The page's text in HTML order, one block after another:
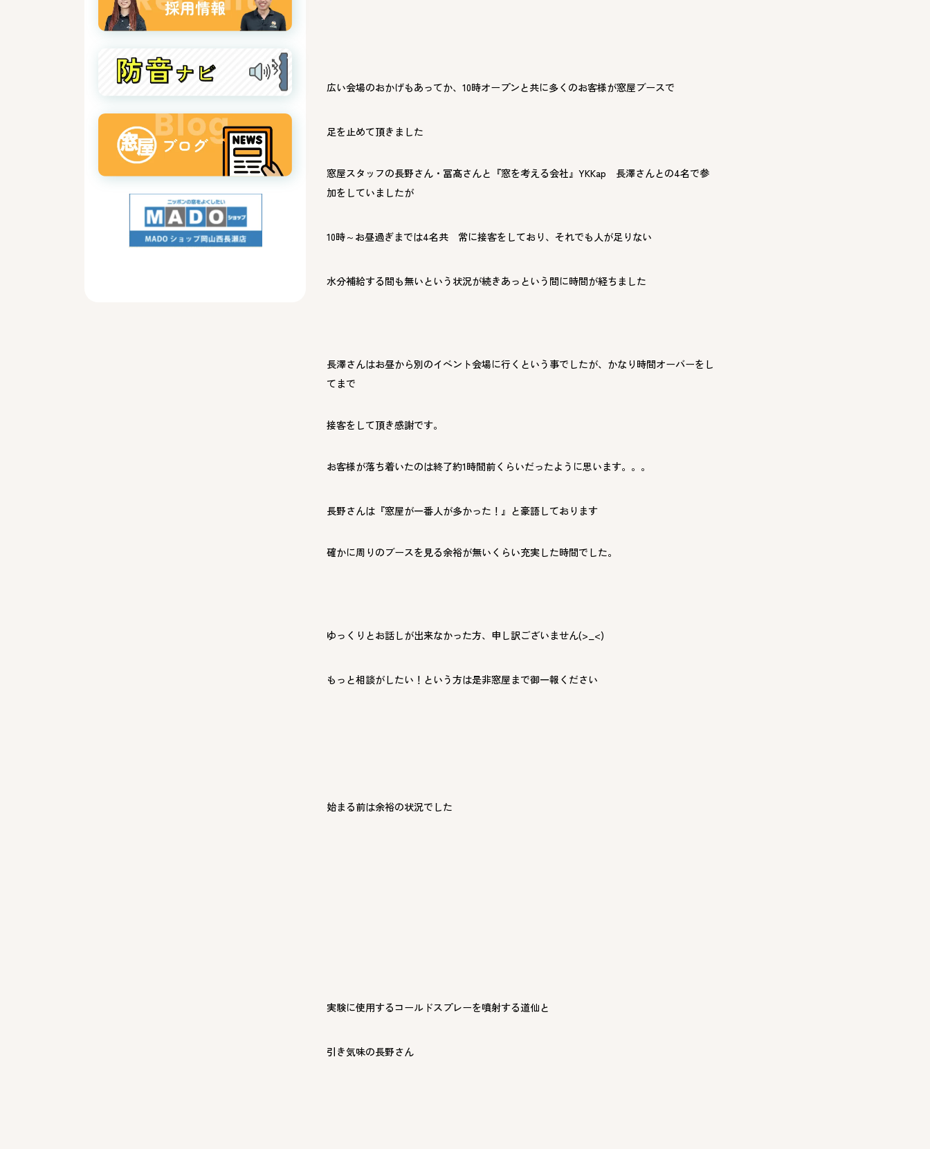
広い会場のおかげもあってか、10時オープンと共に多くのお客様が窓屋ブースで
足を止めて頂きました
窓屋スタッフの長野さん・冨髙さんと『窓を考える会社』YKKap 長澤さんとの4名で参
加をしていましたが
10時～お昼過ぎまでは4名共 常に接客をしており、それでも人が足りない
水分補給する間も無いという状況が続きあっという間に時間が経ちました
長澤さんはお昼から別のイベント会場に行くという事でしたが、かなり時間オーバーをし
てまで
接客をして頂き感謝です。
お客様が落ち着いたのは終了約1時間前くらいだったように思います。。。
長野さんは『窓屋が一番人が多かった！』と豪語しております
確かに周りのブースを見る余裕が無いくらい充実した時間でした。
ゆっくりとお話しが出来なかった方、申し訳ございません(>_<)
もっと相談がしたい！という方は是非窓屋まで御一報ください
始まる前は余裕の状況でした
実験に使用するコールドスプレーを噴射する道仙と
引き気味の長野さん